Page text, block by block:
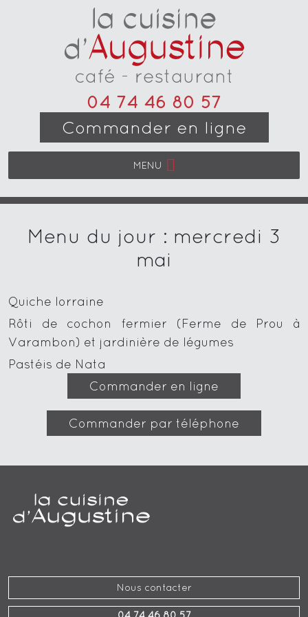
04 74 46 80 57
Commander en ligne
MENU
Menu du jour : mercredi 3
mai
Quiche lorraine
Rôti de cochon fermier (Ferme de Prou à
Varambon) et jardinière de légumes
Pastéis de Nata
Commander en ligne
Commander par téléphone
Nous contacter